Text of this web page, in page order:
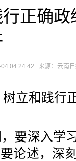
正确
04:24:42 来源： 云南
立和践行
要深入学
论述，深